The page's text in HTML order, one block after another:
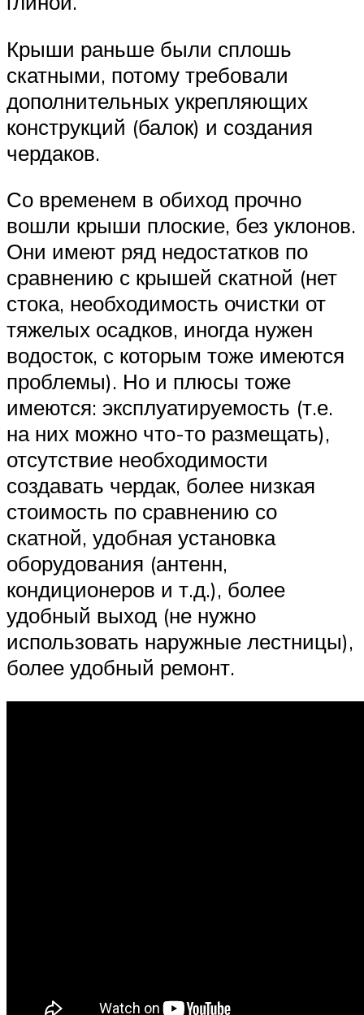
Крыши раньше были сплошь
скатными, потому требовали
дополнительных укрепляющих
конструкций (балок) и создания
чердаков.
Со временем в обиход прочно
вошли крыши плоские, без уклонов.
Они имеют ряд недостатков по
сравнению с крышей скатной (нет
стока, необходимость очистки от
тяжелых осадков, иногда нужен
водосток, с которым тоже имеются
проблемы). Но и плюсы тоже
имеются: эксплуатируемость (т.е.
на них можно что-то размещать),
отсутствие необходимости
создавать чердак, более низкая
стоимость по сравнению со
скатной, удобная установка
оборудования (антенн,
кондиционеров и т.д.), более
удобный выход (не нужно
использовать наружные лестницы),
более удобный ремонт.